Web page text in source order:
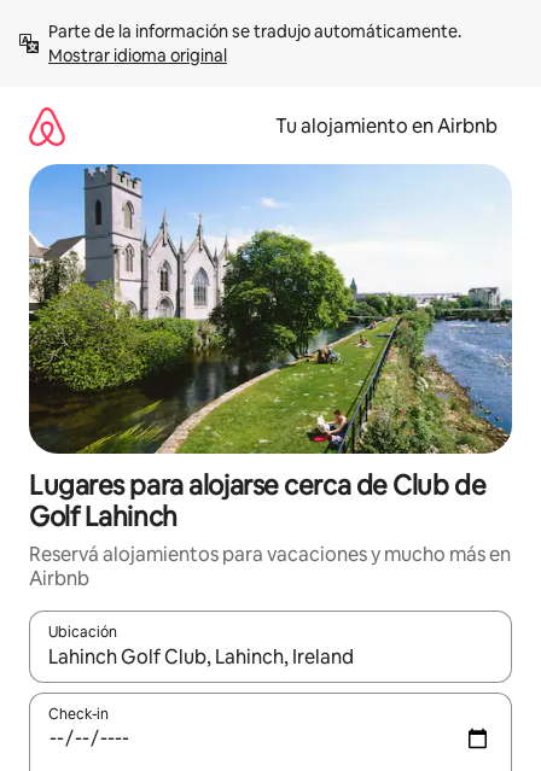
contenidoMostrar idioma original
Tu alojamiento en Airbnb
Lugares para alojarse cerca de Club de
Golf Lahinch
Reservá alojamientos para vacaciones y mucho más en
Airbnb
Ubicación
Cuando los resultados estén disponibles, navegá con las
Check-in